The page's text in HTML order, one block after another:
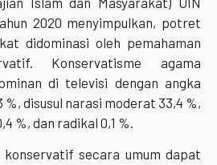
2020 menyimpulkan, potret
didominasi oleh pemahaman
Konservatisme agama
di televisi dengan angka
disusul narasi moderat 33,4 %,
%, dan radikal 0,1 %.
secara umum dapat